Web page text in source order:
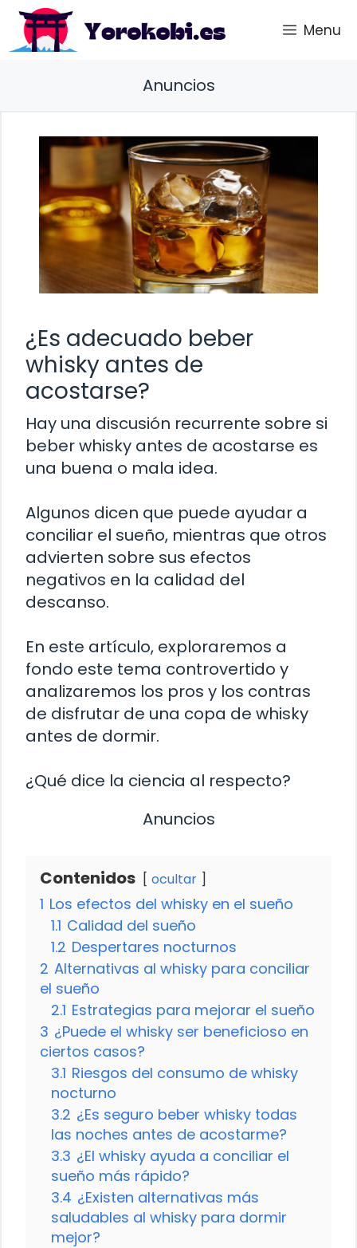
Saltar
contenido
Menu
Anuncios
¿Es adecuado beber
whisky antes de
acostarse?
Hay una discusión recurrente sobre si
beber whisky antes de acostarse es
una buena o mala idea.
Algunos dicen que puede ayudar a
conciliar el sueño, mientras que otros
advierten sobre sus efectos
negativos en la calidad del
descanso.
En este artículo, exploraremos a
fondo este tema controvertido y
analizaremos los pros y los contras
de disfrutar de una copa de whisky
antes de dormir.
¿Qué dice la ciencia al respecto?
Anuncios
Contenidos ocultar
1 Los efectos del whisky en el sueño
1.1 Calidad del sueño
1.2 Despertares nocturnos
2 Alternativas al whisky para conciliar
el sueño
2.1 Estrategias para mejorar el sueño
3 ¿Puede el whisky ser beneficioso en
ciertos casos?
3.1 Riesgos del consumo de whisky
nocturno
3.2 ¿Es seguro beber whisky todas
las noches antes de acostarme?
3.3 ¿El whisky ayuda a conciliar el
sueño más rápido?
3.4 ¿Existen alternativas más
saludables al whisky para dormir
mejor?